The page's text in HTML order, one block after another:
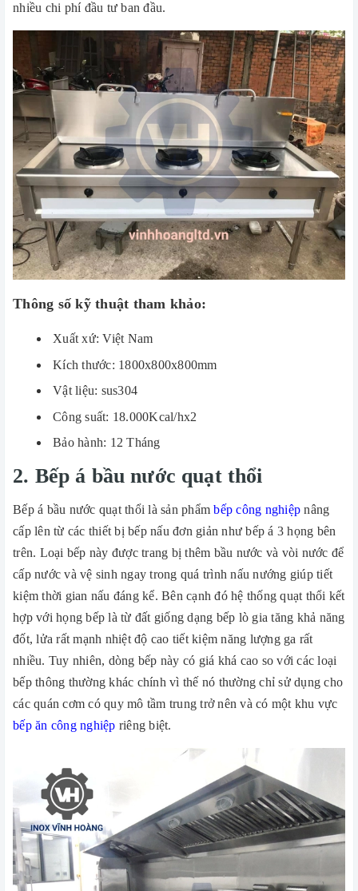
nhiều chi phí đầu tư ban đầu.
Thông số kỹ thuật tham khảo:
Xuất xứ: Việt Nam
Kích thước: 1800x800x800mm
Vật liệu: sus304
Công suất: 18.000Kcal/hx2
Bảo hành: 12 Tháng
2. Bếp á bầu nước quạt thổi
Bếp á bầu nước quạt thổi là sản phẩmbếp công nghiệp nâng
cấp lên từ các thiết bị bếp nấu đơn giản như bếp á 3 họng bên
trên. Loại bếp này được trang bị thêm bầu nước và vòi nước để
cấp nước và vệ sinh ngay trong quá trình nấu nướng giúp tiết
kiệm thời gian nấu đáng kể. Bên cạnh đó hệ thống quạt thổi kết
hợp với họng bếp là từ đất giống dạng bếp lò gia tăng khả năng
đốt, lửa rất mạnh nhiệt độ cao tiết kiệm năng lượng ga rất
nhiều. Tuy nhiên, dòng bếp này có giá khá cao so với các loại
bếp thông thường khác chính vì thế nó thường chỉ sử dụng cho
các quán cơm có quy mô tầm trung trở nên và có một khu vực
bếp ăn công nghiệp riêng biệt.